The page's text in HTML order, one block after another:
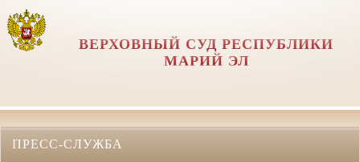
ВЕРХОВНЫЙ СУД РЕСПУБЛИКИ
МАРИЙ ЭЛ
ПРЕСС-СЛУЖБА